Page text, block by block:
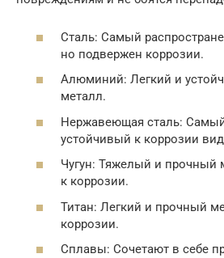
Сталь: Самый
но подвержен коррозии.
Алюминий: Легкий и
металл.
Нержавеющая сталь:
устойчивый к коррозии
Чугун: Тяжелый и прочный
к коррозии.
Титан: Легкий и прочный
коррозии.
Сплавы: Сочетают в себе